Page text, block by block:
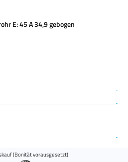
E: 45 A 34,9 gebogen
(Bonität vorausgesetzt)